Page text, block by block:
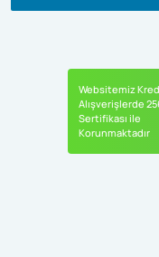
Websitemiz
Alışverişlerde
Sertifikası ile
Korunmaktadır